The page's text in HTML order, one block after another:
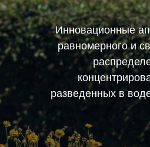
Инновационные
равномерного и
разведенных в